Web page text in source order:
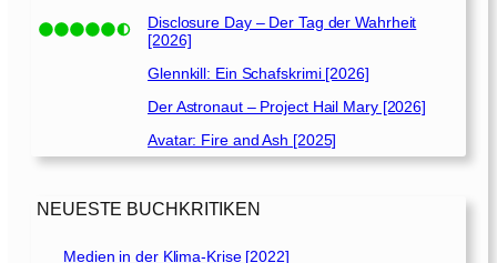
Disclosure Day – Der Tag der Wahrheit
[2026]
Glennkill: Ein Schafskrimi [2026]
Der Astronaut – Project Hail Mary [2026]
Avatar: Fire and Ash [2025]
NEUESTE BUCHKRITIKEN
Medien in der Klima-Krise [2022]